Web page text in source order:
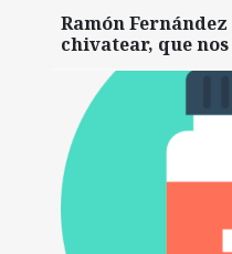
Ramón
chivatear, que